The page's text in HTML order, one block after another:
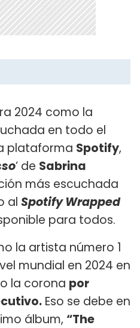
2024 como la
en todo el
plataforma Spotify,
’ de Sabrina
más escuchada
al Spotify Wrapped
para todos.
la artista número 1
mundial en 2024 en
la corona por
Eso se debe en
álbum, “The